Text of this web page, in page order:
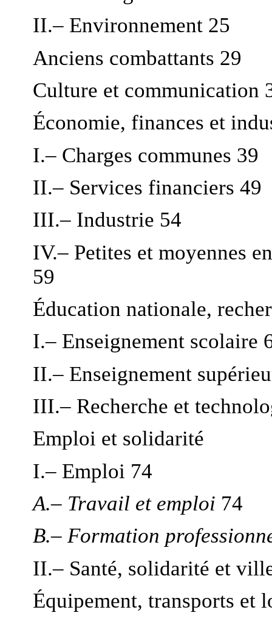
II.– Environnement 25
Anciens combattants 29
Culture et communication
Économie, finances et
I.– Charges communes 39
II.– Services financiers 49
III.– Industrie 54
IV.– Petites et moyennes
59
Éducation nationale,
I.– Enseignement scolaire
II.– Enseignement
III.– Recherche et
Emploi et solidarité
I.– Emploi 74
A.– Travail et emploi 74
B.– Formation
II.– Santé, solidarité et
Équipement, transports et